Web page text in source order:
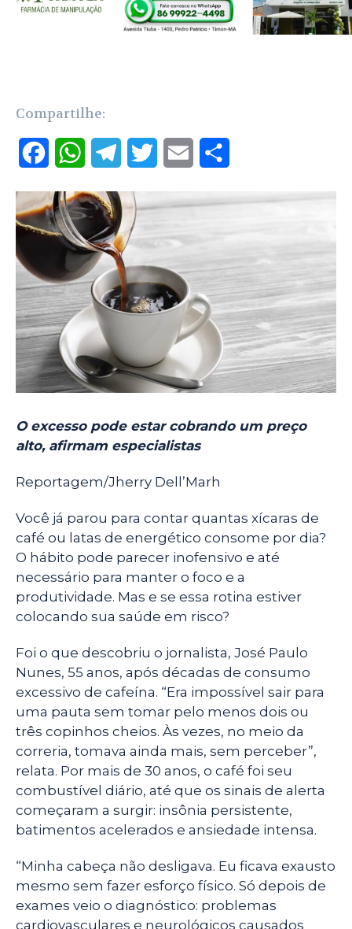
Compartilhe:
c
o
o
k
W
a
t
s
A
p
p
l
e
g
r
m
i
t
e
l
e
O excesso pode estar cobrando um preço
alto, afirmam especialistas
Reportagem/Jherry Dell’Marh
Você já parou para contar quantas xícaras de
café ou latas de energético consome por dia?
O hábito pode parecer inofensivo e até
necessário para manter o foco e a
produtividade. Mas e se essa rotina estiver
colocando sua saúde em risco?
Foi o que descobriu o jornalista, José Paulo
Nunes, 55 anos, após décadas de consumo
excessivo de cafeína. “Era impossível sair para
uma pauta sem tomar pelo menos dois ou
três copinhos cheios. Às vezes, no meio da
correria, tomava ainda mais, sem perceber”,
relata. Por mais de 30 anos, o café foi seu
combustível diário, até que os sinais de alerta
começaram a surgir: insônia persistente,
batimentos acelerados e ansiedade intensa.
“Minha cabeça não desligava. Eu ficava exausto
mesmo sem fazer esforço físico. Só depois de
exames veio o diagnóstico: problemas
cardiovasculares e neurológicos causados